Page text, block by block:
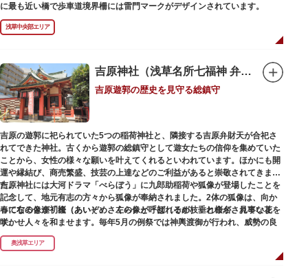
に最も近い橋で歩車道境界柵には雷門マークがデザインされています。
浅草中央部エリア
吉原神社（浅草名所七福神 弁財天）
吉原遊郭の歴史を見守る総鎮守
吉原の遊郭に祀られていた5つの稲荷神社と、隣接する吉原弁財天が合祀さ
れてできた神社。古くから遊郭の総鎮守として遊女たちの信仰を集めていた
ことから、女性の様々な願いを叶えてくれるといわれています。ほかにも開
運や縁結び、商売繁盛、技芸の上達などのご利益があると崇敬されてきまし
た。
春になると逢初桜（あいぞめさくら）と呼ばれるが枝垂れ桜が、見事な花を
咲かせ人々を和ませます。毎年5月の例祭では神輿渡御が行われ、威勢の良
い掛け声とともに各町は活気にあふれます。
吉原弁財天は浅草名所七福神の一社・弁財天にあたり、七福神に関する授与
吉原神社には大河ドラマ「べらぼう」に九郎助稲荷や狐像が登場したことを
記念して、地元有志の方々から狐像が奉納されました。2体の狐像は、向か
って右の像が「逢（あい）」、左の像が「初（そめ）」と命名されていま
す。
奥浅草エリア